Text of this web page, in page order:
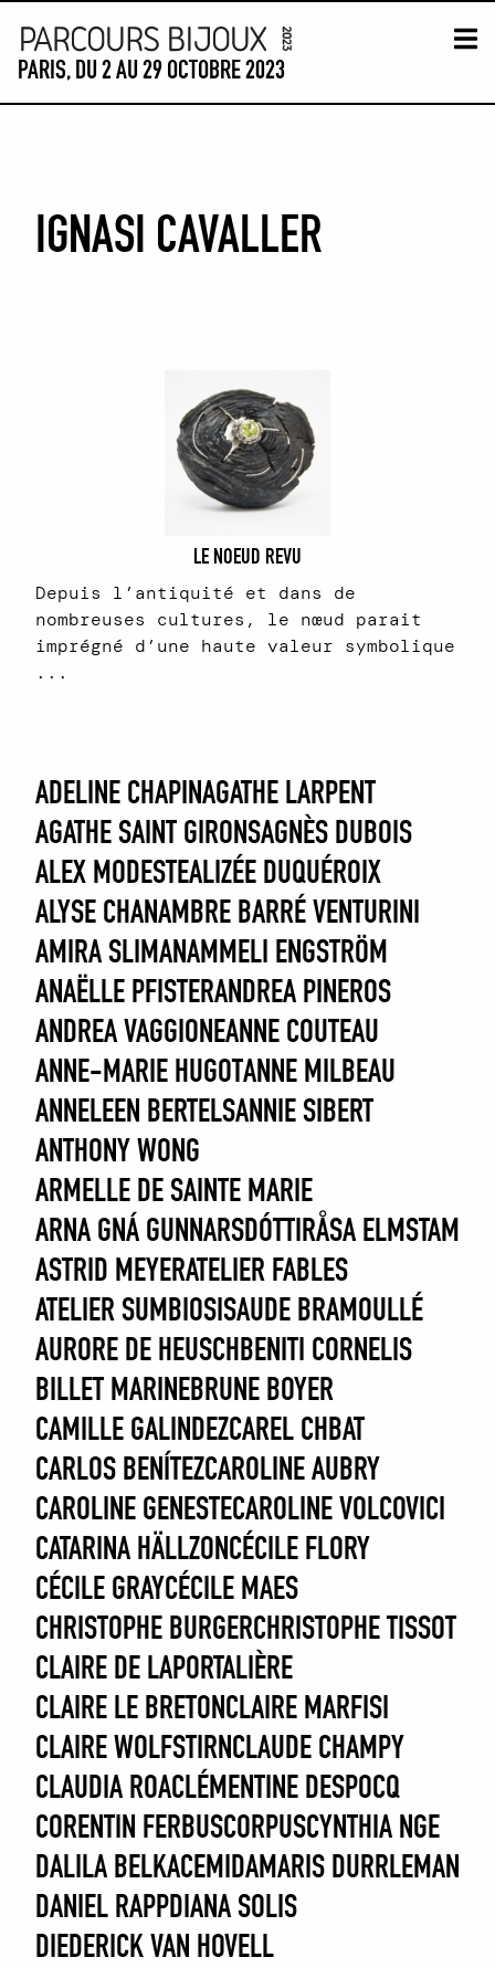
PARIS, DU 2 AU 29 OCTOBRE 2023
IGNASI CAVALLER
LE NOEUD REVU
Depuis l’antiquité et dans de
nombreuses cultures, le nœud parait
imprégné d’une haute valeur symbolique
...
ADELINE CHAPINAGATHE LARPENT
AGATHE SAINT GIRONSAGNÈS DUBOIS
ALEX MODESTEALIZÉE DUQUÉROIX
ALYSE CHANAMBRE BARRÉ VENTURINI
AMIRA SLIMANAMMELI ENGSTRÖM
ANAËLLE PFISTERANDREA PINEROS
ANDREA VAGGIONEANNE COUTEAU
ANNE-MARIE HUGOTANNE MILBEAU
ANNELEEN BERTELSANNIE SIBERT
ANTHONY WONG
ARMELLE DE SAINTE MARIE
ARNA GNÁ GUNNARSDÓTTIRÅSA ELMSTAM
ASTRID MEYERATELIER FABLES
ATELIER SUMBIOSISAUDE BRAMOULLÉ
AURORE DE HEUSCHBENITI CORNELIS
BILLET MARINEBRUNE BOYER
CAMILLE GALINDEZCAREL CHBAT
CARLOS BENÍTEZCAROLINE AUBRY
CAROLINE GENESTECAROLINE VOLCOVICI
CATARINA HÄLLZONCÉCILE FLORY
CÉCILE GRAYCÉCILE MAES
CHRISTOPHE BURGERCHRISTOPHE TISSOT
CLAIRE DE LAPORTALIÈRE
CLAIRE LE BRETONCLAIRE MARFISI
CLAIRE WOLFSTIRNCLAUDE CHAMPY
CLAUDIA ROACLÉMENTINE DESPOCQ
CORENTIN FERBUSCORPUSCYNTHIA NGE
DALILA BELKACEMIDAMARIS DURRLEMAN
DANIEL RAPPDIANA SOLIS
DIEDERICK VAN HOVELL